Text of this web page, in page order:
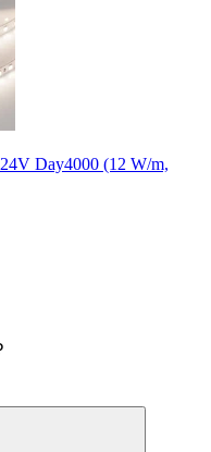
Day4000 (12 W/m,